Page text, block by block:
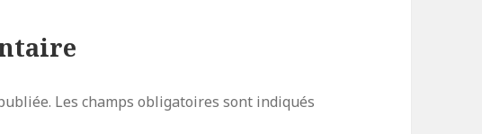
Les champs obligatoires sont indiqués